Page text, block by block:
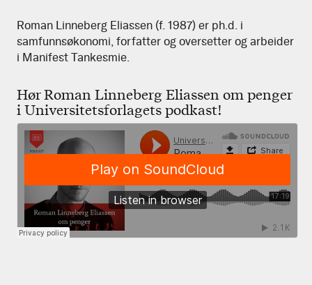
Roman
Linneberg
Roman Linneberg Eliassen (f. 1987) er ph.d. i
samfunnsøkonomi, forfatter og oversetter og arbeider
i Manifest Tankesmie.
Hør Roman Linneberg Eliassen om penger
i Universitetsforlagets podkast!